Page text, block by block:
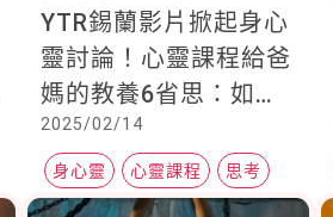
YTR錫蘭影片掀起身心
靈討論！心靈課程給爸
媽的教養6省思：如何
教孩子獨立思考、有自
尊地接住自己情緒、在
高壓環境下懂得拒絕
2025/02/14
身心靈 心靈課程 思考